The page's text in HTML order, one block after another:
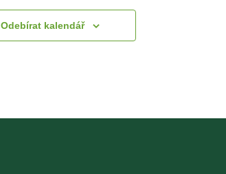
Odebírat kalendář